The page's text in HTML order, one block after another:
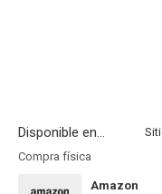
Disponible en...
Compra física
Amazon